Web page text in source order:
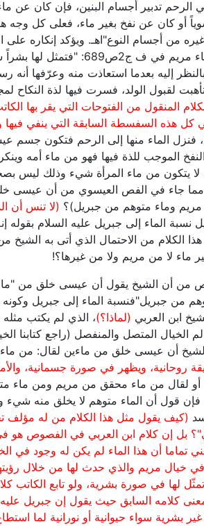
الرحم تدبير أجسام البنين، فإن كان عن
أو كان عن نفخ بغير ماء، فعلى كل
من أجسام النوع"اهـ. ويؤكد إنكاره على
بفرضية أنه خلق من ماء مريم في ف ج2ص689:
إليه بعدما استعاذت منه وعرّفها أنه
لقبول الولد، فسرت فيها لذة النكاح
المنقول من الفتوحات التي يقر بها
كل هذه السفسطة السابقة التي ينفي فيها
، فنزل الماء منها إلى الرحم فتكون جسم
الموجب للذة فيها فهو من ماء أمه
لا يتكون من ماء المرأة شيء وذلك ليس
مما جاء في الفص العيسوي من أن عيسى
وماء متوهم من جبريل)؟ (لا تنس أن
نسبة الماء إلى جبريل عليه السلام بقوله
هذا الكلام من الاحتمال الذي أتى به الشيخ
ماء لا من مريم ولا من غيرها؟!
من أن الشيخ يقول أن عيسى خلق من
من جبريل"فنسبة الماء إلى جبريل وكونه
ابن العربي (لماذا؟)، الذي لم يكتب
الخيال المتصل والمنفصل (راجع كتابنا
الشيخ أن عيسى خلق من ماءين لقال: من
روحانية، ويظهر في صورة جسمانية،
أو لقال من ماء محقق من مريم ومن ماء
قول أن الماء متوهم لا يخلق منه شيء
(كيف يقول مثل هذا الكلام من له
بل إن كلام ابن العربي في الفصوص هو
تماما أن هذا الماء لم يكن له وجود في
خيال مريم والذي حدث لها من خلال
لها في صورة بشرية، ولو تابع الكاتب
كلامه السابق حيث يقول إن جبريل عليه
بشرية سواء حيوانية أو نورانية لما